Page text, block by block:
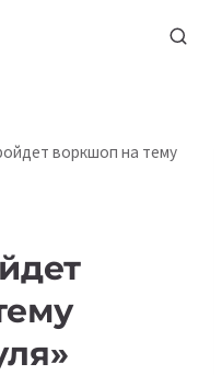
воркшоп на тему